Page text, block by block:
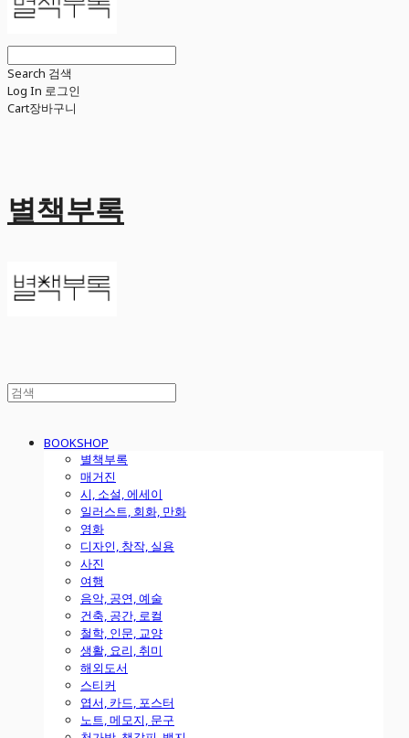
Search 검색
Log In 로그인
Cart장바구니
별책부록
BOOKSHOP
별책부록
매거진
시, 소설, 에세이
일러스트, 회화, 만화
영화
디자인, 창작, 실용
사진
여행
음악, 공연, 예술
건축, 공간, 로컬
철학, 인문, 교양
생활, 요리, 취미
해외도서
스티커
엽서, 카드, 포스터
노트, 메모지, 문구